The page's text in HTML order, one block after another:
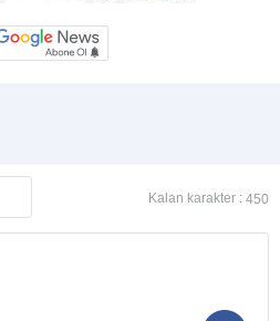
Kalan karakter : 450